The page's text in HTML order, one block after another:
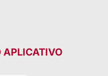
APLICATIVO